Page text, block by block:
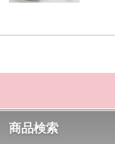
商品検索